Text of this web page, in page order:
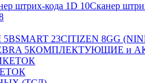
штрих-кода 1D 10Сканер
5BSMART 23CITIZEN 8GG
5КОМПЛЕКТУЮЩИЕ и